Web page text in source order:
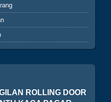
semua jadi
ROLLING DOOR